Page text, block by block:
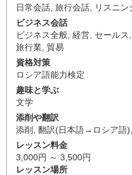
日常会話 旅行会話 リスニン
ビジネス会話
ビジネス全般 経営 セールス
旅行業 貿易
資格対策
ロシア語能力検定
趣味と学ぶ
文学
添削や翻訳
添削 翻訳(日本語→ロシア語)
レッスン料金
3,000円 ～ 3,500円
レッスン場所